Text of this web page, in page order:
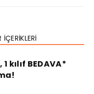
kılıf BEDAVA*